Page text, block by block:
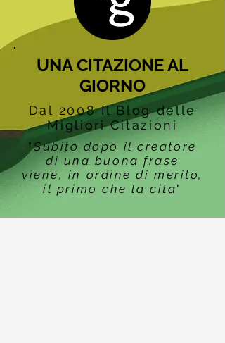
UNA CITAZIONE AL
GIORNO
Dal 2008 Il Blog delle
Migliori Citazioni
"Subito dopo il creatore
di una buona frase
viene, in ordine di merito,
il primo che la cita"